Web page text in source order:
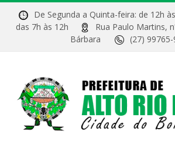
De Segunda a Quinta-feira: de 12h
das 7h às 12h
Rua Paulo Martins,
Bárbara
(27)